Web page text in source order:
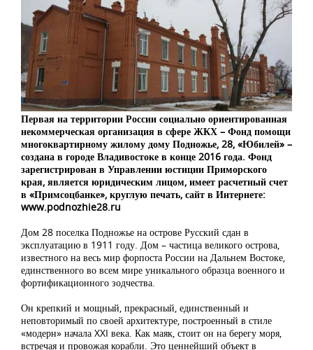
Первая на территории России социально ориентированная
некоммерческая организация в сфере ЖКХ – Фонд помощи
многоквартирному жилому дому Подножье, 28, «Юбилей» –
создана в городе Владивостоке в конце 2016 года. Фонд
зарегистрирован в Управлении юстиции Приморского
края, является юридическим лицом, имеет расчетный счет
в «Примсоцбанке», круглую печать, сайт в Интернете:
www.podnozhie28.ru
Дом 28 поселка Подножье на острове Русский сдан в
эксплуатацию в 1911 году. Дом – частица великого острова,
известного на весь мир форпоста России на Дальнем Востоке,
единственного во всем мире уникального образца военного и
фортификационного зодчества.
Он крепкий и мощный, прекрасный, единственный и
неповторимый по своей архитектуре, построенный в стиле
«модерн» начала XXI века. Как маяк, стоит он на берегу моря,
встречая и провожая корабли. Это ценнейший объект в